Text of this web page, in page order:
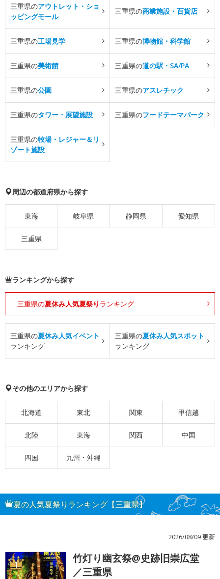
三重県のアウトレット・ショ
ッピングモール
三重県の商業施設・百貨店
三重県の工場見学 三重県の博物館・科学館
三重県の美術館 三重県の道の駅・SA/PA
三重県の公園 三重県のアスレチック
三重県のタワー・展望施設 三重県のフードテーマパーク
三重県の牧場・レジャー＆リ
ゾート施設
周辺の都道府県から探す
東海 岐阜県 静岡県 愛知県
三重県
ランキングから探す
三重県の夏休み人気夏祭り ランキング
三重県の夏休み人気イベント
ランキング
三重県の夏休み人気スポット
ランキング
その他のエリアから探す
北海道 東北 関東 甲信越
北陸 東海 関西 中国
四国 九州・沖縄
夏の人気夏祭りランキング【三重県】
2026/08/09 更新
1
竹灯り幽玄祭@史跡旧崇広堂
／三重県